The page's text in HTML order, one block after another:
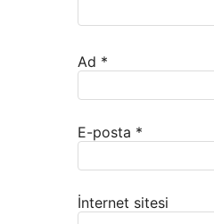
Ad *
E-posta *
İnternet sitesi